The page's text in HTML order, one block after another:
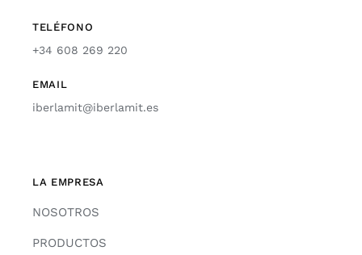
TELÉFONO
+34 608 269 220
EMAIL
iberlamit@iberlamit.es
LA EMPRESA
NOSOTROS
PRODUCTOS